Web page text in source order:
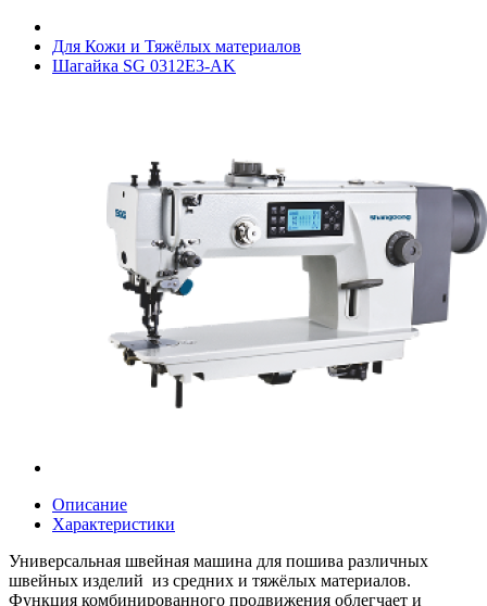
Для Кожи и Тяжёлых материалов
Шагайка SG 0312E3-AK
Описание
Характеристики
Универсальная швейная машина для пошива различных
швейных изделий из средних и тяжёлых материалов.
Функция комбинированного продвижения облегчает и